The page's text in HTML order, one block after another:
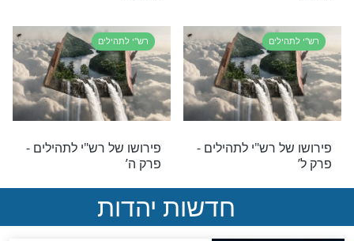
רש"י לתהילים -
רש"י לתהילים
פירושו של רש"י לתהילים -